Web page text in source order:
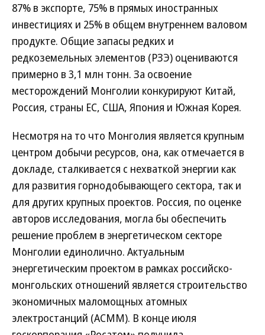
87% в экспорте, 75% в прямых иностранных
инвестициях и 25% в общем внутреннем валовом
продукте. Общие запасы редких и
редкоземельных элементов (РЗЭ) оцениваются
примерно в 3,1 млн тонн. За освоение
месторождений Монголии конкурируют Китай,
Россия, страны ЕС, США, Япония и Южная Корея.
Несмотря на то что Монголия является крупным
центром добычи ресурсов, она, как отмечается в
докладе, сталкивается с нехваткой энергии как
для развития горнодобывающего сектора, так и
для других крупных проектов. Россия, по оценке
авторов исследования, могла бы обеспечить
решение проблем в энергетическом секторе
Монголии единолично. Актуальным
энергетическим проектом в рамках российско-
монгольских отношений является строительство
экономичных маломощных атомных
электростанций (АСММ). В конце июля